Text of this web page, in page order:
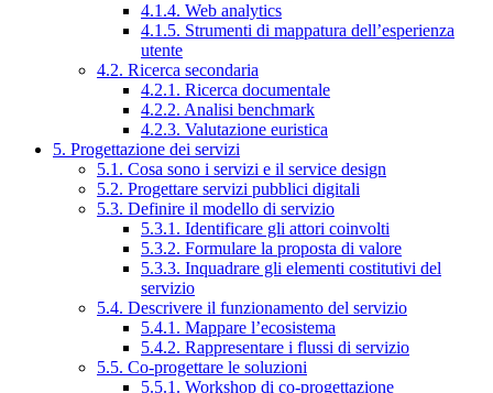
4.1.4. Web analytics
4.1.5. Strumenti di mappatura dell’esperienza
utente
4.2. Ricerca secondaria
4.2.1. Ricerca documentale
4.2.2. Analisi benchmark
4.2.3. Valutazione euristica
5. Progettazione dei servizi
5.1. Cosa sono i servizi e il service design
5.2. Progettare servizi pubblici digitali
5.3. Definire il modello di servizio
5.3.1. Identificare gli attori coinvolti
5.3.2. Formulare la proposta di valore
5.3.3. Inquadrare gli elementi costitutivi del
servizio
5.4. Descrivere il funzionamento del servizio
5.4.1. Mappare l’ecosistema
5.4.2. Rappresentare i flussi di servizio
5.5. Co-progettare le soluzioni
5.5.1. Workshop di co-progettazione